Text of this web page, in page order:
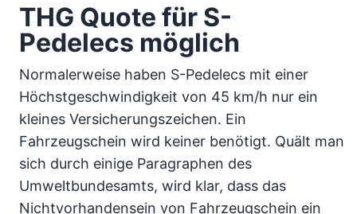
THG Quote für S-
Pedelecs möglich
Normalerweise haben S-Pedelecs mit einer
Höchstgeschwindigkeit von 45 km/h nur ein
kleines Versicherungszeichen. Ein
Fahrzeugschein wird keiner benötigt. Quält man
sich durch einige Paragraphen des
Umweltbundesamts, wird klar, dass das
Nichtvorhandensein von Fahrzeugschein ein